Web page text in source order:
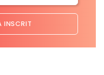
INSCRIT